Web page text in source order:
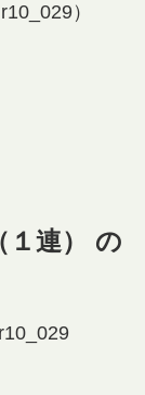
）
１連） の